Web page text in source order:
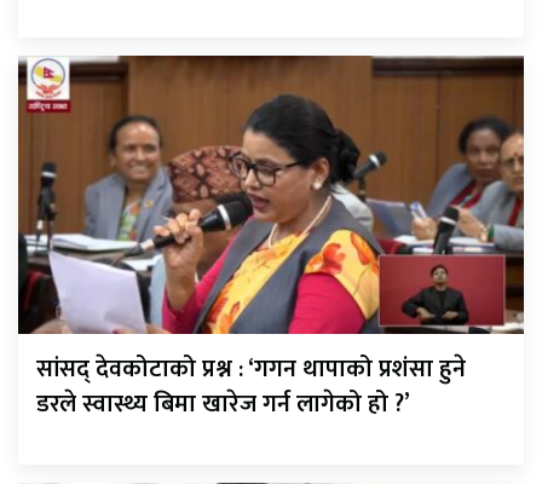
सांसद् देवकोटाको प्रश्न : ‘गगन थापाको प्रशंसा हुने
डरले स्वास्थ्य बिमा खारेज गर्न लागेको हो ?’